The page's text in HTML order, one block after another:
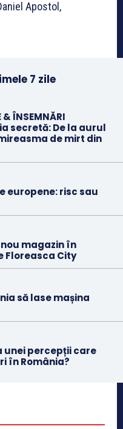
Apostol,
7 zile
& ÎNSEMNĂRI
secretă: De la aurul
de mirt din
europene: risc sau
magazin în
Floreasca City
să lase mașina
unei percepții care
în România?